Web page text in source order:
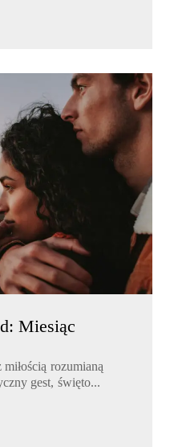
Miesiąc
rozumianą
gest, święto...